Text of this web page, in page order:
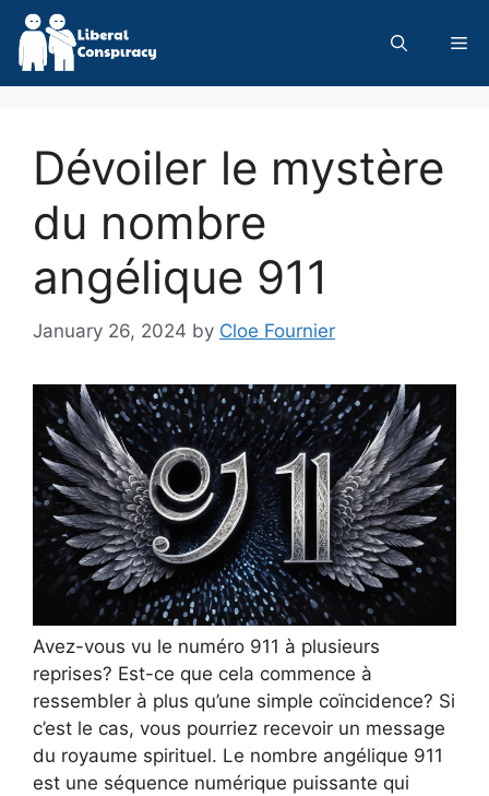
Skip
content
Dévoiler le mystère
du nombre
angélique 911
January 26, 2024 by Cloe Fournier
Avez-vous vu le numéro 911 à plusieurs
reprises? Est-ce que cela commence à
ressembler à plus qu’une simple coïncidence? Si
c’est le cas, vous pourriez recevoir un message
du royaume spirituel. Le nombre angélique 911
est une séquence numérique puissante qui